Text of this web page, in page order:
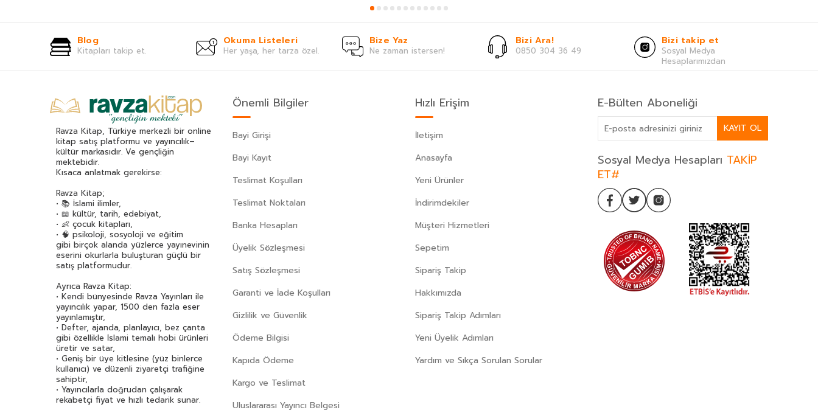
Blog
Kitapları takip et.
Okuma Listeleri
Her yaşa, her tarza özel.
Bize Yaz
Ne zaman istersen!
Bizi Ara!
0850 304 36 49
Bizi takip et
Sosyal Medya
Hesaplarımızdan
Ravza Kitap, Türkiye merkezli bir online
kitap satış platformu ve yayıncılık–
kültür markasıdır. Ve gençliğin
mektebidir.
Kısaca anlatmak gerekirse:
Ravza Kitap;
• 📚 İslami ilimler,
• 📖 kültür, tarih, edebiyat,
• 👶 çocuk kitapları,
• 🧠 psikoloji, sosyoloji ve eğitim
gibi birçok alanda yüzlerce yayınevinin
eserini okurlarla buluşturan güçlü bir
satış platformudur.
Ayrıca Ravza Kitap:
• Kendi bünyesinde Ravza Yayınları ile
yayıncılık yapar, 1500 den fazla eser
yayınlamıştır,
• Defter, ajanda, planlayıcı, bez çanta
gibi özellikle İslami temalı hobi ürünleri
üretir ve satar,
• Geniş bir üye kitlesine (yüz binlerce
kullanıcı) ve düzenli ziyaretçi trafiğine
sahiptir,
• Yayıncılarla doğrudan çalışarak
rekabetçi fiyat ve hızlı tedarik sunar.
Önemli Bilgiler
Bayi Girişi
Bayi Kayıt
Teslimat Koşulları
Teslimat Noktaları
Banka Hesapları
Üyelik Sözleşmesi
Satış Sözleşmesi
Garanti ve İade Koşulları
Gizlilik ve Güvenlik
Ödeme Bilgisi
Kapıda Ödeme
Kargo ve Teslimat
Uluslararası Yayıncı Belgesi
Hızlı Erişim
İletişim
Anasayfa
Yeni Ürünler
İndirimdekiler
Müşteri Hizmetleri
Sepetim
Sipariş Takip
Hakkımızda
Sipariş Takip Adımları
Yeni Üyelik Adımları
Yardım ve Sıkça Sorulan Sorular
E-Bülten Aboneliği
KAYIT OL
Sosyal Medya Hesapları TAKİP
ET#